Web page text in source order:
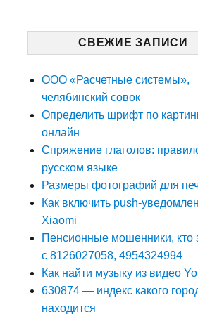
СВЕЖИЕ ЗАПИСИ
ООО «Расчетные системы»,
челябинский совок
Определить шрифт по
онлайн
Спряжение глаголов:
русском языке
Размеры фотографий для
Как включить push-
Xiaomi
Пенсионные мошенники, кто
с 8126027058, 4954324994
Как найти музыку из видео
630874 — индекс какого
находится